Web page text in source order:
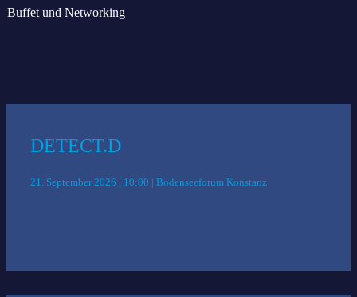
Buffet und Networking
DETECT.D
21. September 2026 , 10:00 | Bodenseeforum Konstanz